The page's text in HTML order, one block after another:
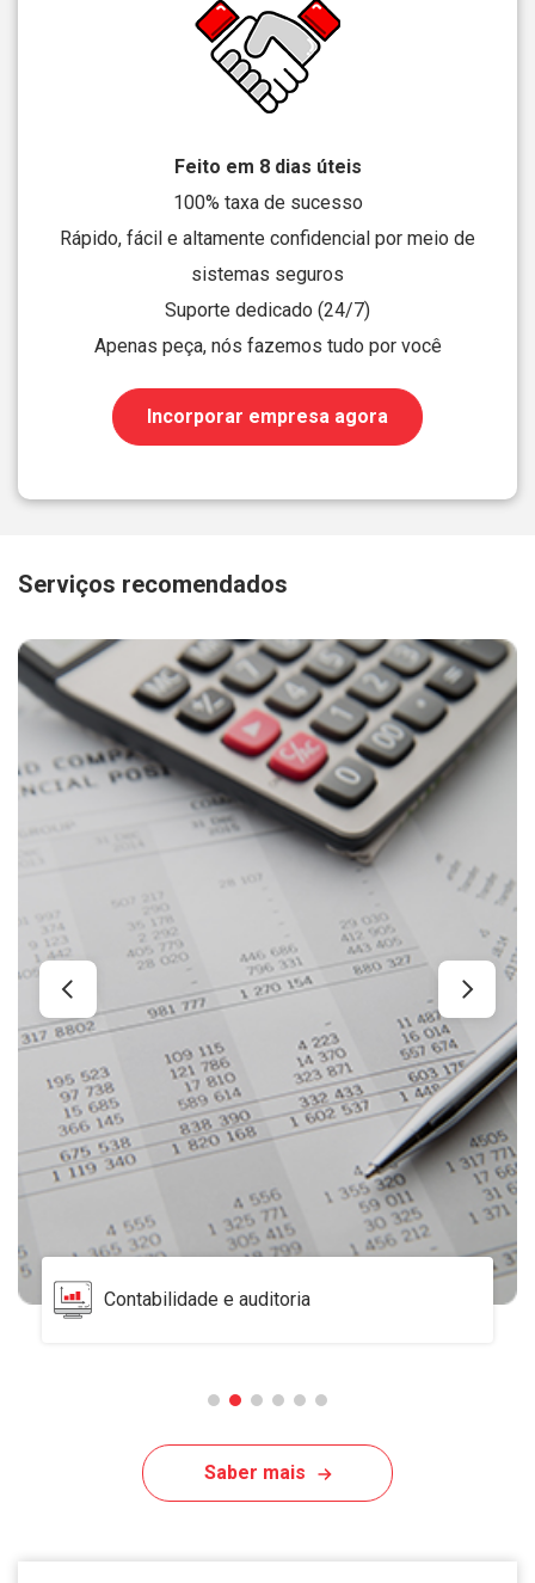
Feito em 8 dias úteis
100% taxa de sucesso
Rápido, fácil e altamente confidencial por meio de
sistemas seguros
Suporte dedicado (24/7)
Apenas peça, nós fazemos tudo por você
Incorporar empresa agora
Serviços recomendados
Contabilidade e auditoria
Saber mais